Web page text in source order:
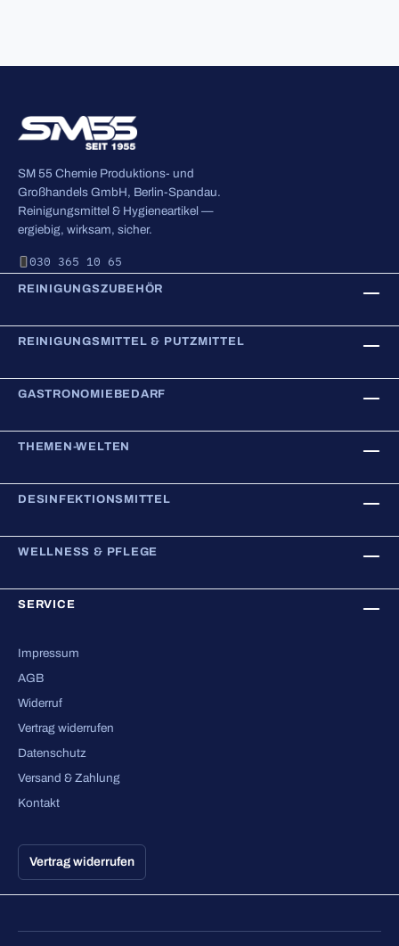
SM 55 Chemie Produktions- und
Großhandels GmbH, Berlin-Spandau.
Reinigungsmittel & Hygieneartikel —
ergiebig, wirksam, sicher.
030 365 10 65
REINIGUNGSZUBEHÖR
REINIGUNGSMITTEL & PUTZMITTEL
GASTRONOMIEBEDARF
THEMEN-WELTEN
DESINFEKTIONSMITTEL
WELLNESS & PFLEGE
SERVICE
Impressum
AGB
Widerruf
Vertrag widerrufen
Datenschutz
Versand & Zahlung
Kontakt
Vertrag widerrufen